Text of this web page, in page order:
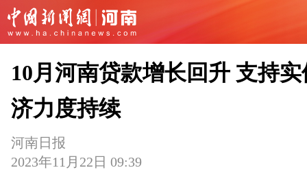
10月河南贷款增长回升 支持
济力度持续
河南日报
2023年11月22日 09:39